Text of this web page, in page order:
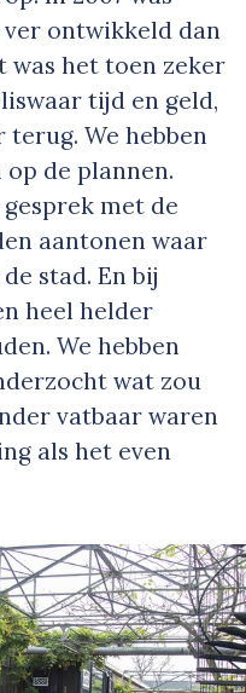
ontwikkeld dan
was het toen zeker
tijd en geld,
We hebben
de plannen.
met de
aantonen waar
stad. En bij
heel helder
We hebben
wat zou
vatbaar waren
als het even